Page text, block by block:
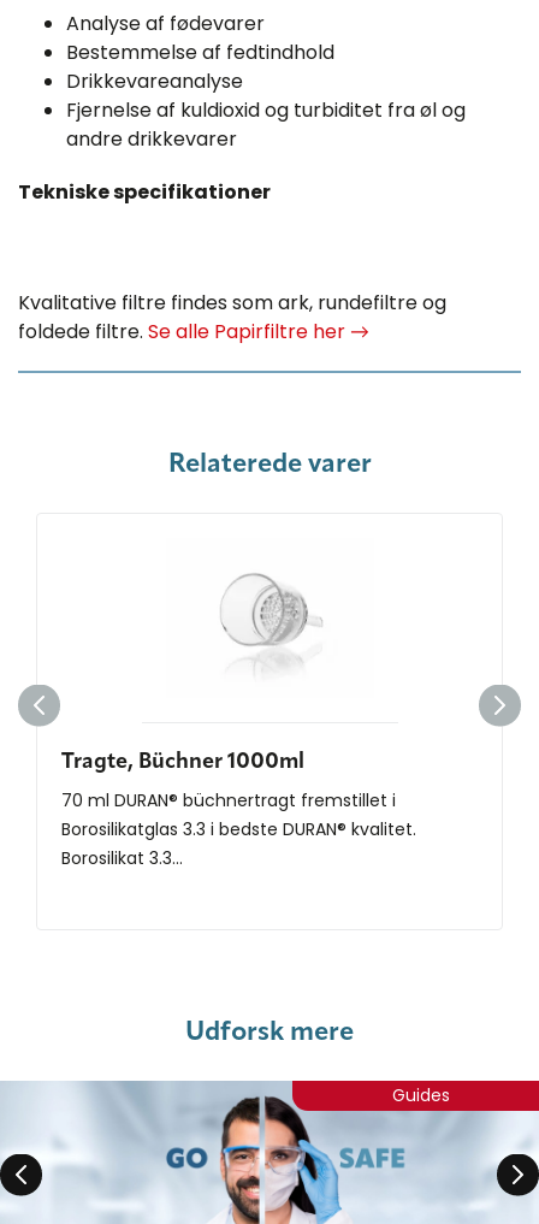
Analyse af fødevarer
Bestemmelse af fedtindhold
Drikkevareanalyse
Fjernelse af kuldioxid og turbiditet fra øl og
andre drikkevarer
Tekniske specifikationer
Kvalitative filtre findes som ark, rundefiltre og
foldede filtre. Se alle Papirfiltre her →
Relaterede varer
Tragte, Büchner 1000ml
70 ml DURAN® büchnertragt fremstillet i
Borosilikatglas 3.3 i bedste DURAN® kvalitet.
Borosilikat 3.3...
Udforsk mere
Guides